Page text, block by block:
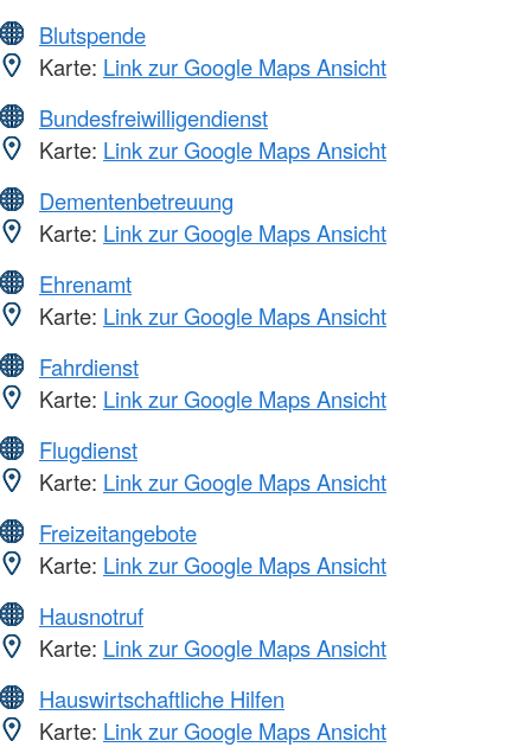
Blutspende
Karte: Link zur Google Maps Ansicht
Bundesfreiwilligendienst
Karte: Link zur Google Maps Ansicht
Dementenbetreuung
Karte: Link zur Google Maps Ansicht
Ehrenamt
Karte: Link zur Google Maps Ansicht
Fahrdienst
Karte: Link zur Google Maps Ansicht
Flugdienst
Karte: Link zur Google Maps Ansicht
Freizeitangebote
Karte: Link zur Google Maps Ansicht
Hausnotruf
Karte: Link zur Google Maps Ansicht
Hauswirtschaftliche Hilfen
Karte: Link zur Google Maps Ansicht